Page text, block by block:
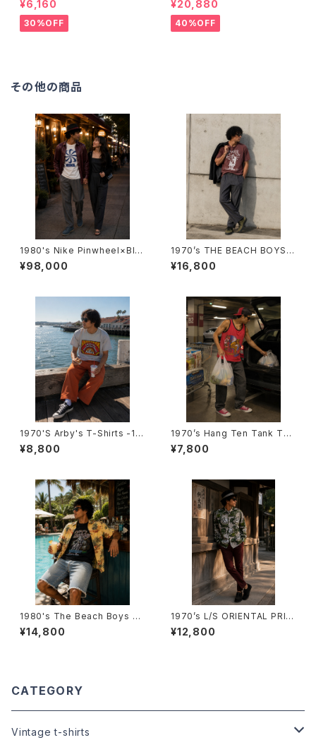
ンTシャツ-
¥6,160
30%OFF
ダビッドソン Tシャツ-
¥20,880
40%OFF
その他の商品
1980's Nike Pinwheel×Blo
ck Logo T-Shirts (Bootleg)
-1980年代 ナイキ×風車プリン
¥98,000
1970’s THE BEACH BOYS T
-Shirts -1970年代 ザ・ビー
チ・ボーイズ Tシャツ-
¥16,800
1970'S Arby's T-Shirts -19
70年代 アービーズTシャツ-
¥8,800
1970’s Hang Ten Tank Top
-1970年代 Hang Ten ハンテ
ンタンクトップ-
¥7,800
1980's The Beach Boys To
ur T-Shirts-1980年 ザ・ビー
チ・ボーイズ ツアーTシャツ-
¥14,800
1970’s L/S ORIENTAL PRIN
T SHIRTS -1970年代 オリエ
ンタルプリント ロングスリーブシ
¥12,800
CATEGORY
Vintage t-shirts